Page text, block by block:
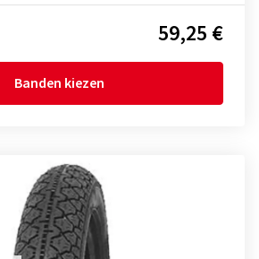
59,25 €
Banden kiezen